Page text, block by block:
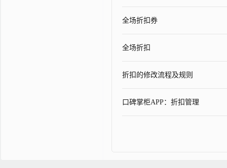
全场折扣券
全场折扣
折扣的修改流程及规则
口碑掌柜APP：折扣管理